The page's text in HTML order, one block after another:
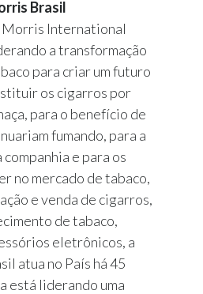
Brasil
International
a transformação
para criar um futuro
os cigarros por
para o benefício de
fumando, para a
e para os
no mercado de tabaco,
e venda de cigarros,
de tabaco,
eletrônicos, a
atua no País há 45
está liderando uma